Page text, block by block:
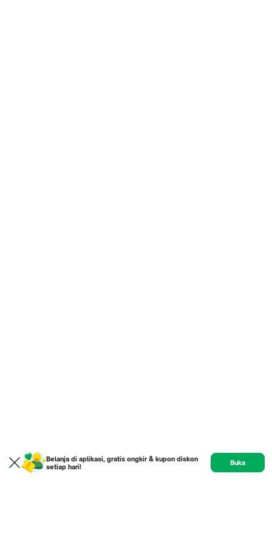
Belanja di aplikasi, gratis ongkir & kupon diskon
setiap hari!
Buka